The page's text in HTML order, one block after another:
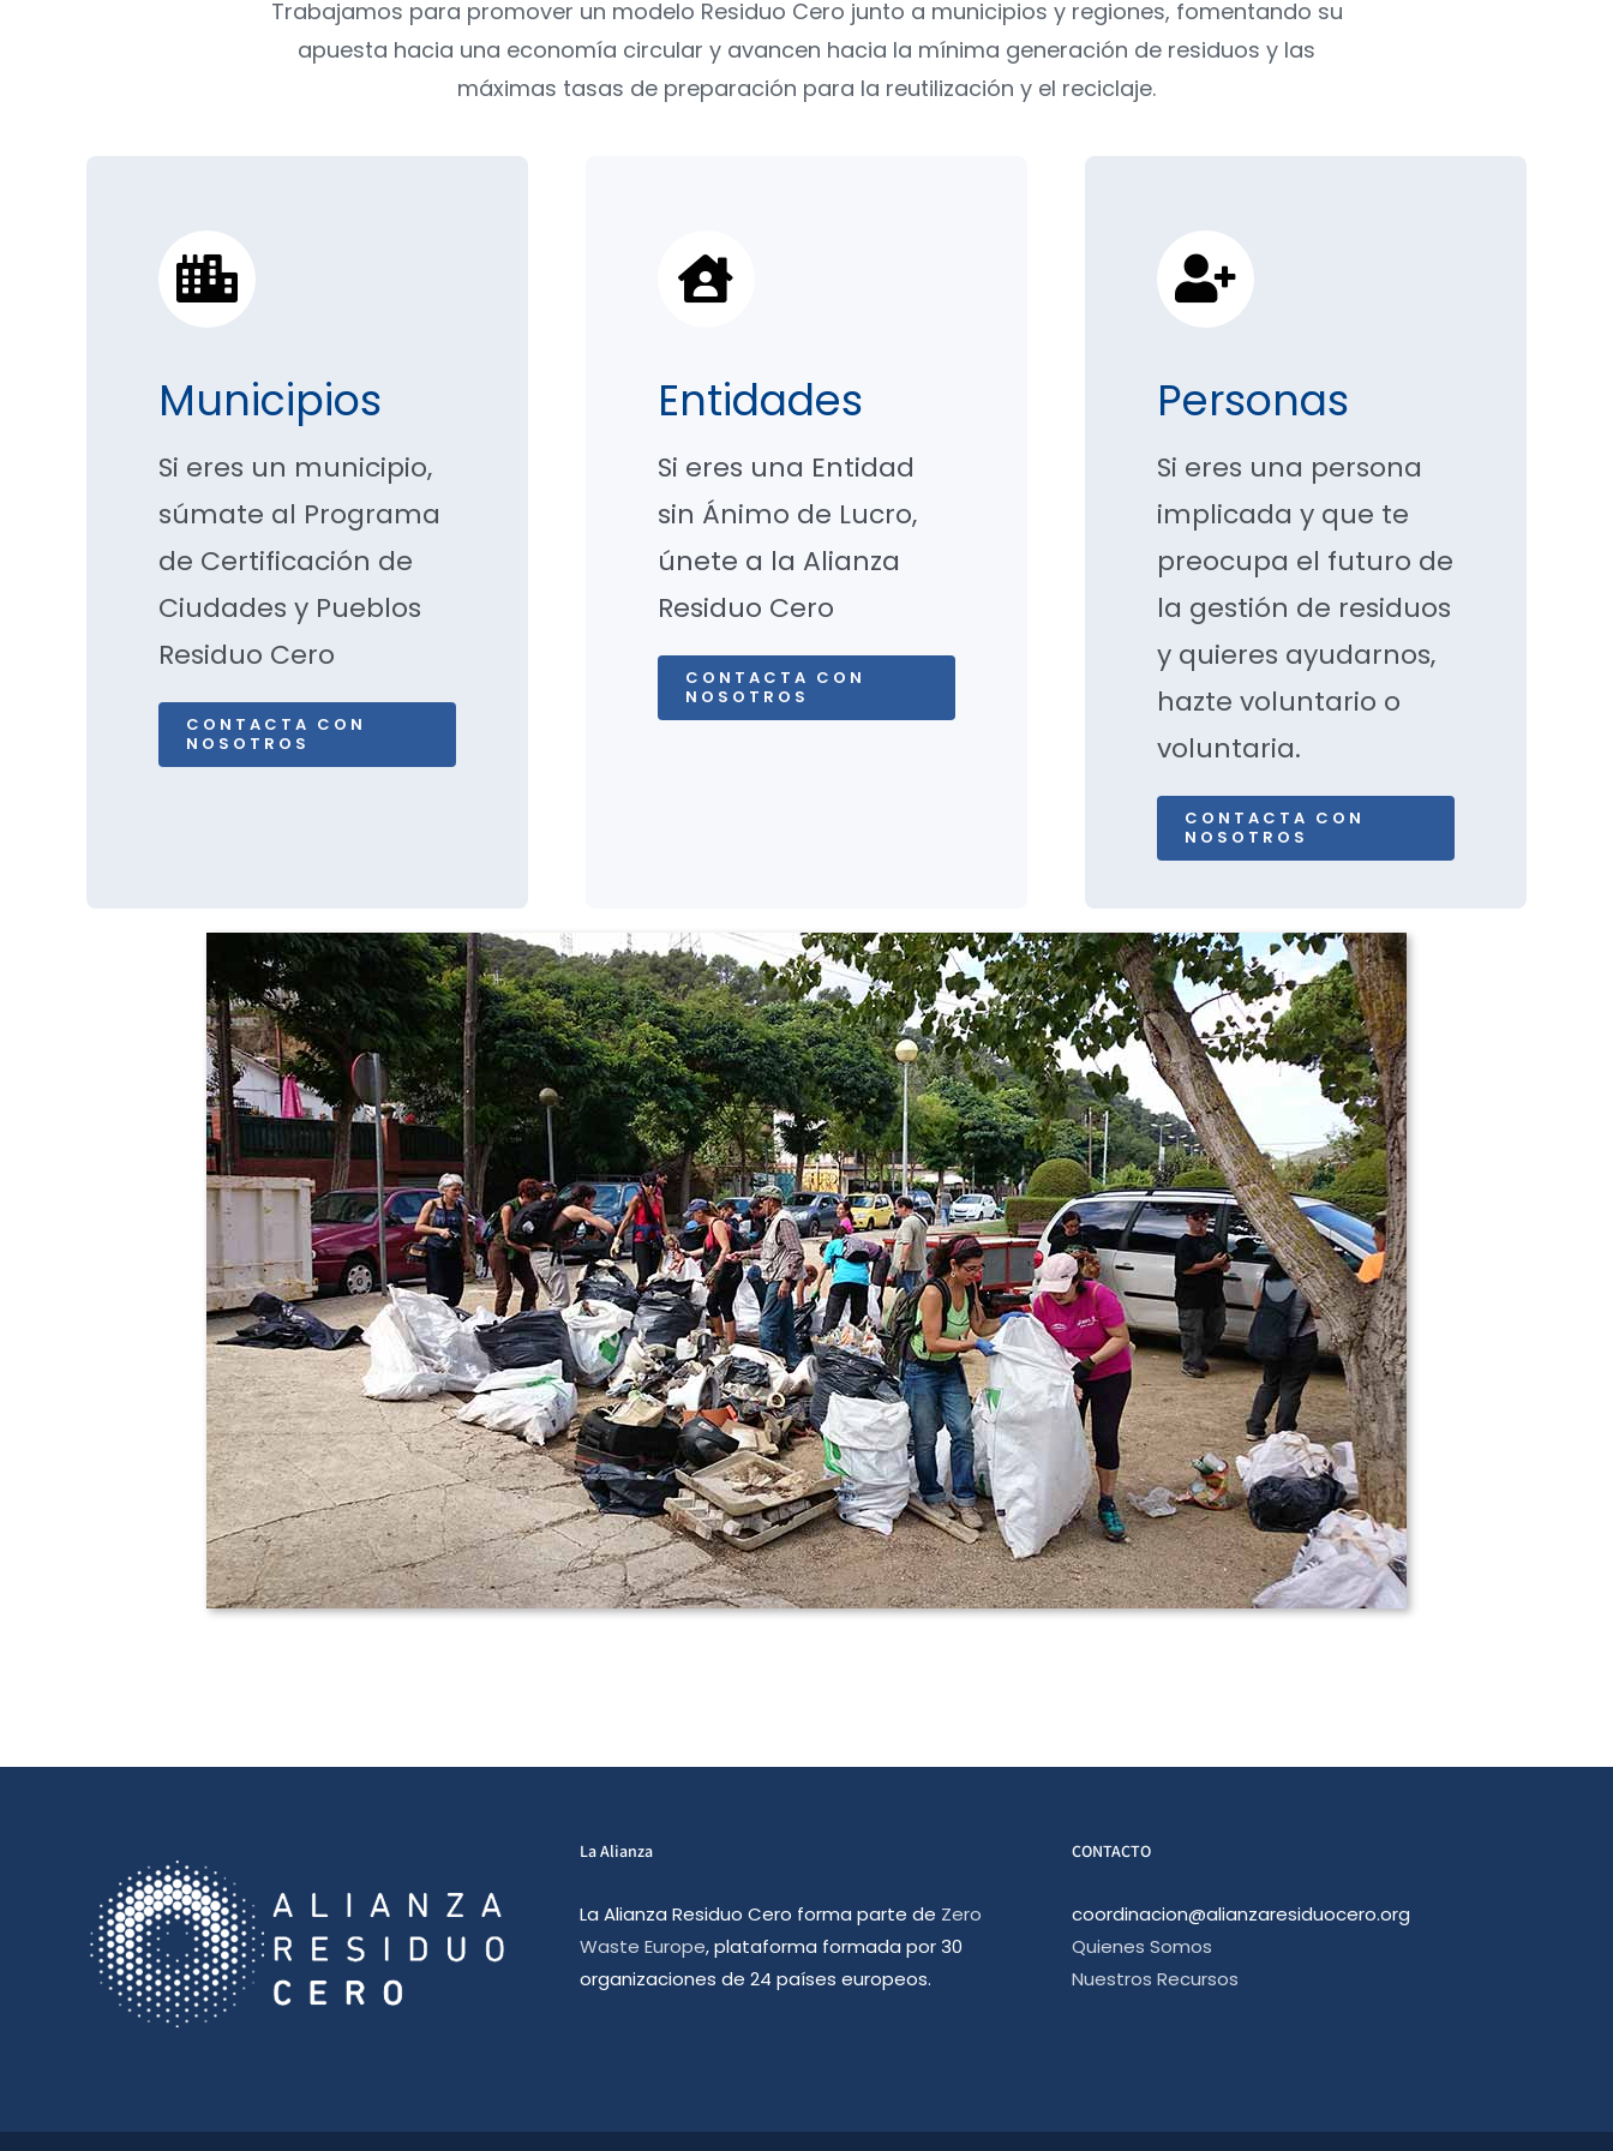
Trabajamos para promover un modelo Residuo Cero junto a municipios y regiones, fomentando su
apuesta hacia una economía circular y avancen hacia la mínima generación de residuos y las
máximas tasas de preparación para la reutilización y el reciclaje.
Municipios
Si eres un municipio,
súmate al Programa
de Certificación de
Ciudades y Pueblos
Residuo Cero
CONTACTA CON
NOSOTROS
Entidades
Si eres una Entidad
sin Ánimo de Lucro,
únete a la Alianza
Residuo Cero
CONTACTA CON
NOSOTROS
Personas
Si eres una persona
implicada y que te
preocupa el futuro de
la gestión de residuos
y quieres ayudarnos,
hazte voluntario o
voluntaria.
CONTACTA CON
NOSOTROS
La Alianza
La Alianza Residuo Cero forma parte de Zero
Waste Europe, plataforma formada por 30
organizaciones de 24 países europeos.
CONTACTO
coordinacion@alianzaresiduocero.org
Quienes Somos
Nuestros Recursos